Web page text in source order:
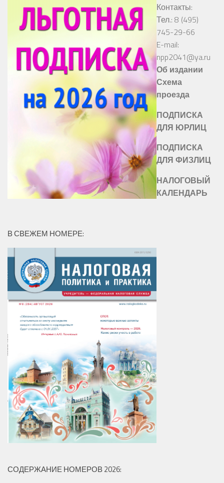
Контакты:
Тел.: 8 (495)
745-29-66
E-mail:
npp2041@ya.ru
Об издании
Схема
проезда
ПОДПИСКА
ДЛЯ ЮРЛИЦ
ПОДПИСКА
ДЛЯ ФИЗЛИЦ
НАЛОГОВЫЙ
КАЛЕНДАРЬ
В СВЕЖЕМ НОМЕРЕ:
СОДЕРЖАНИЕ НОМЕРОВ 2026: